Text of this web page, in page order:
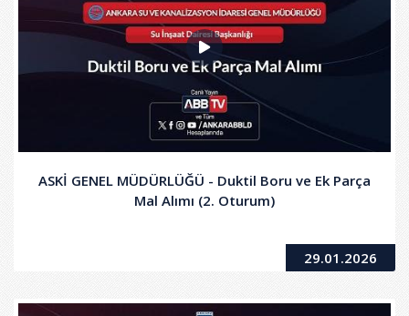
ASKİ GENEL MÜDÜRLÜĞÜ - Duktil Boru ve Ek Parça
Mal Alımı (2. Oturum)
29.01.2026